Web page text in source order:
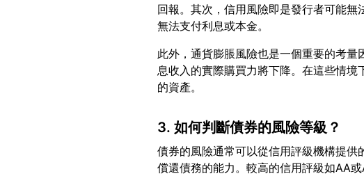
回報。其次，信用風險即是發行者可能
此外，通貨膨脹風險也是一個重要的考
息收入的實際購買力將下降。在這些情
3. 如何判斷債券的風險等級？
債券的風險通常可以從信用評級機構提
償還債務的能力。較高的信用評級如AA